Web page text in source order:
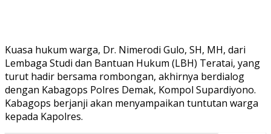
Kuasa hukum warga, Dr. Nimerodi Gulo, SH, MH, dari
Lembaga Studi dan Bantuan Hukum (LBH) Teratai, yang
turut hadir bersama rombongan, akhirnya berdialog
dengan Kabagops Polres Demak, Kompol Supardiyono.
Kabagops berjanji akan menyampaikan tuntutan warga
kepada Kapolres.